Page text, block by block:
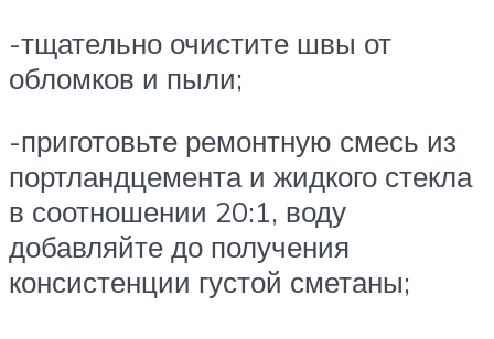
-тщательно очистите швы от
обломков и пыли;
-приготовьте ремонтную смесь из
портландцемента и жидкого стекла
в соотношении 20:1, воду
добавляйте до получения
консистенции густой сметаны;